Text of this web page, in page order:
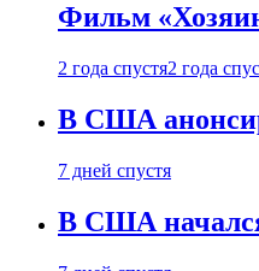
Фильм
2 года спустя2 года
В США
7 дней спустя
В США